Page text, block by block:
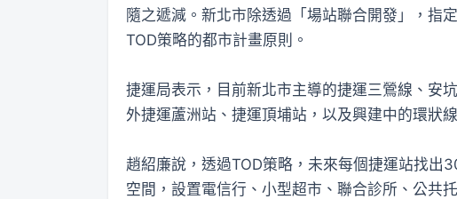
隨之遞減。新北市除透過「場站聯合開發」，指
TOD策略的都市計畫原則。
捷運局表示，目前新北市主導的捷運三鶯線、安
外捷運蘆洲站、捷運頂埔站，以及興建中的環狀
趙紹廉說，透過TOD策略，未來每個捷運站找出
空間，設置電信行、小型超市、聯合診所、公共